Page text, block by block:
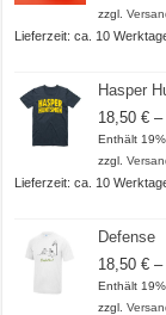
zzgl.
Lieferzeit: ca. 10
Hasper
18,50€ –
Enthält
zzgl.
Lieferzeit: ca. 10
Defense
18,50€ –
Enthält
zzgl.